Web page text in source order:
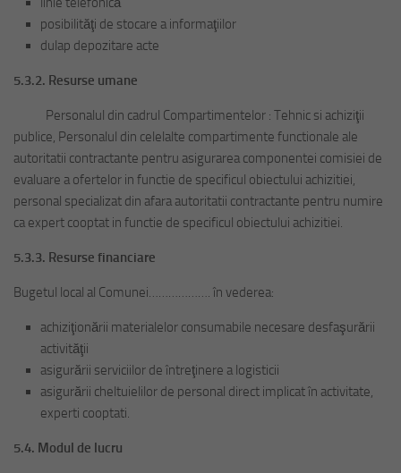
posibilităţi de stocare a informaţiilor
dulap depozitare acte
5.3.2. Resurse umane
Personalul din cadrul Compartimentelor : Tehnic si achiziţii
publice, Personalul din celelalte compartimente functionale ale
autoritatii contractante pentru asigurarea componentei comisiei de
evaluare a ofertelor in functie de specificul obiectului achizitiei,
personal specializat din afara autoritatii contractante pentru numire
ca expert cooptat in functie de specificul obiectului achizitiei.
5.3.3. Resurse financiare
Bugetul local al Comunei………………. în vederea:
achiziţionării materialelor consumabile necesare desfaşurării
activităţii
asigurării serviciilor de întreţinere a logisticii
asigurării cheltuielilor de personal direct implicat în activitate,
experti cooptati.
5.4. Modul de lucru